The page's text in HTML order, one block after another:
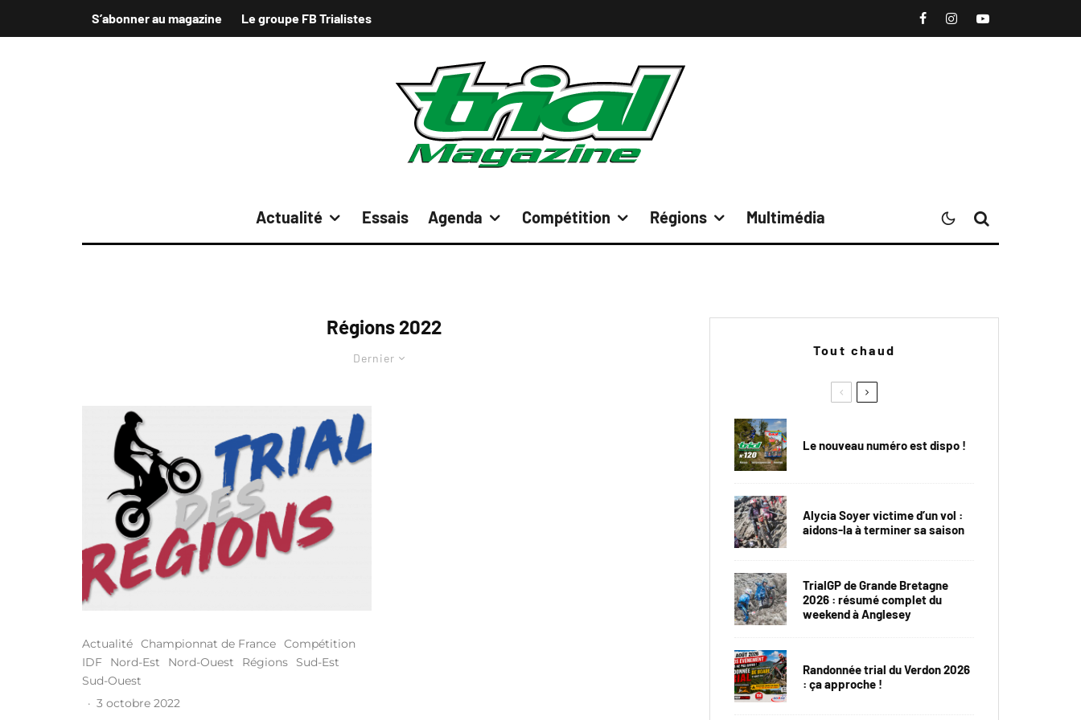
S’abonner au magazine Le groupe FB Trialistes
Actualité Essais Agenda Compétition Régions Multimédia
Régions 2022
Dernier
Actualité Championnat de France Compétition
IDF
Nord-Est Nord-Ouest Régions
Sud-Est
Sud-Ouest
· 3 octobre 2022
Tout chaud
Le nouveau numéro est dispo !
Alycia Soyer victime d’un vol :
aidons-la à terminer sa saison
TrialGP de Grande Bretagne
2026 : résumé complet du
weekend à Anglesey
Randonnée trial du Verdon 2026
: ça approche !